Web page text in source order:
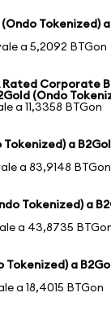
Tokenized)
a 5,2092 BTGon
Rated Corporate
(Ondo
a 11,3358 BTGon
a
a 83,9148 BTGon
Tokenized) a
a 43,8735
Tokenized) a
a 18,4015 BTGon